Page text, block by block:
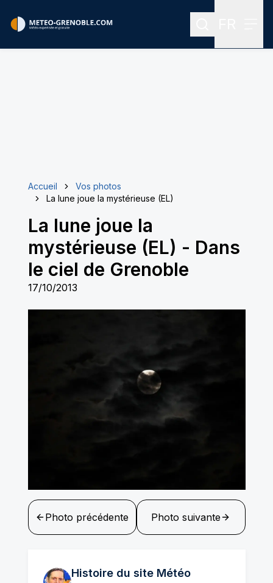
Rechercher
Accueil
Vos photos
La lune joue la mystérieuse (EL)
La lune joue la
mystérieuse (EL) - Dans
le ciel de Grenoble
17/10/2013
Photo précédente Photo suivante
Histoire du site Météo